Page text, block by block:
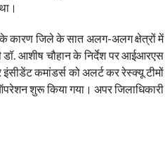
के कारण जिले के सात अलग-अलग क्षेत्रों में
आशीष चौहान के निर्देश पर आईआरएस
कमांडर्स को अलर्ट कर रेस्क्यू टीमों
शुरू किया गया। अपर जिलाधिकारी